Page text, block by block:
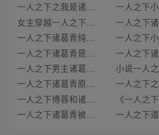
一人之下之我是诸葛青弟弟小说
女主穿越一人之下小说cp诸葛青
一人之下诸葛青纯爱小说
一人之下诸葛青是男是女啊小说
一人之下男主诸葛青小说名字
一人之下诸葛青原创女主小说
一人之下傅蓉和诸葛青是官配嘛小说
一人之下诸葛青被虐小说免费阅读
一人之下
一人之下
一人之下